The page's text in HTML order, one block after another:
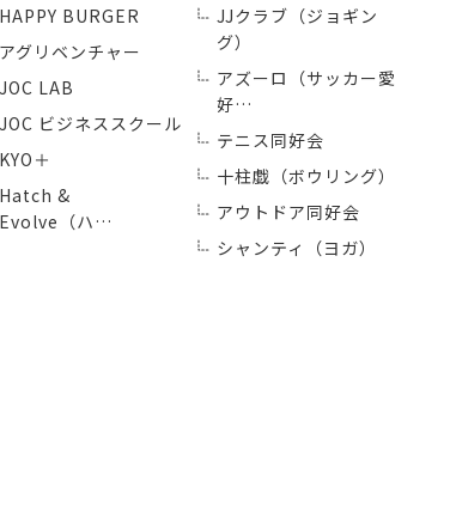
HAPPY BURGER
アグリベンチャー
JOC LAB
JOC ビジネススクール
KYO＋
Hatch &
Evolve（ハ…
JJクラブ（ジョギン
グ）
アズーロ（サッカー愛
好…
テニス同好会
十柱戯（ボウリング）
アウトドア同好会
シャンティ（ヨガ）